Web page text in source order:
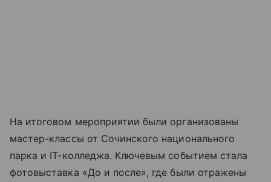
На итоговом мероприятии были организованы
мастер-классы от Сочинского национального
парка и IT-колледжа. Ключевым событием стала
фотовыставка «До и после», где были отражены